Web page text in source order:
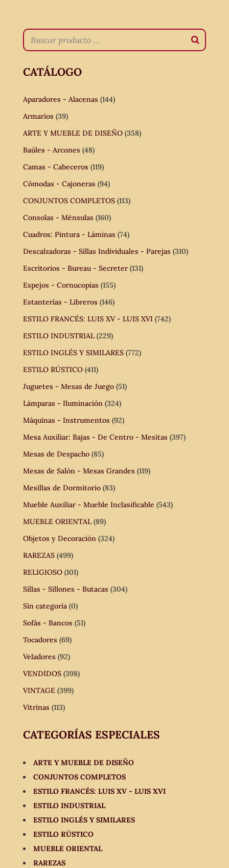
CATÁLOGO
Aparadores - Alacenas (144)
Armarios (39)
ARTE Y MUEBLE DE DISEÑO (358)
Baúles - Arcones (48)
Camas - Cabeceros (119)
Cómodas - Cajoneras (94)
CONJUNTOS COMPLETOS (113)
Consolas - Ménsulas (160)
Cuadros: Pintura - Láminas (74)
Descalzadoras - Sillas Individuales - Parejas (310)
Escritorios - Bureau - Secreter (131)
Espejos - Cornucopias (155)
Estanterías - Libreros (146)
ESTILO FRANCÉS: LUIS XV - LUIS XVI (742)
ESTILO INDUSTRIAL (229)
ESTILO INGLÉS Y SIMILARES (772)
ESTILO RÚSTICO (411)
Juguetes - Mesas de Juego (51)
Lámparas - Iluminación (324)
Máquinas - Instrumentos (92)
Mesa Auxiliar: Bajas - De Centro - Mesitas (397)
Mesas de Despacho (85)
Mesas de Salón - Mesas Grandes (119)
Mesillas de Dormitorio (83)
Mueble Auxiliar - Mueble Inclasificable (543)
MUEBLE ORIENTAL (89)
Objetos y Decoración (324)
RAREZAS (499)
RELIGIOSO (101)
Sillas - Sillones - Butacas (304)
Sin categoría (0)
Sofás - Bancos (51)
Tocadores (69)
Veladores (92)
VENDIDOS (398)
VINTAGE (399)
Vitrinas (113)
CATEGORÍAS ESPECIALES
ARTE Y MUEBLE DE DISEÑO
CONJUNTOS COMPLETOS
ESTILO FRANCÉS: LUIS XV - LUIS XVI
ESTILO INDUSTRIAL
ESTILO INGLÉS Y SIMILARES
ESTILO RÚSTICO
MUEBLE ORIENTAL
RAREZAS